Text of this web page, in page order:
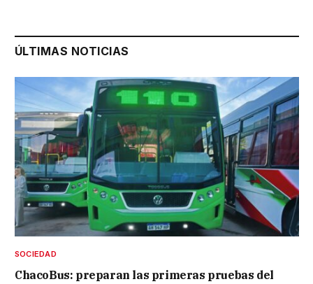
ÚLTIMAS NOTICIAS
SOCIEDAD
ChacoBus: preparan las primeras pruebas del